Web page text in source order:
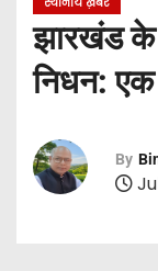
झारखंड के
निधन:
By